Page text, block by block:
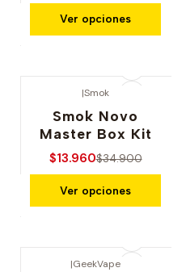
Ver opciones
|Smok
Smok Novo
Master Box Kit
$13.960$34.900
Ver opciones
|GeekVape